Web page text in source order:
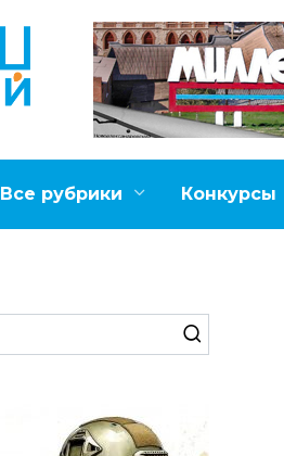
Все рубрики Конкурсы